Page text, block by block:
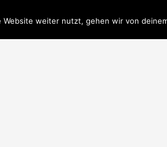
weiter nutzt, gehen wir von